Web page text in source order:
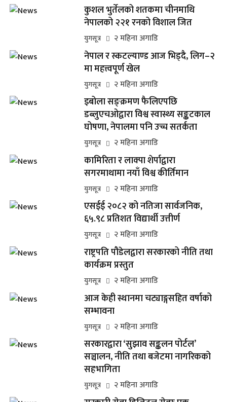
कुशल भुर्तेलको शतकमा चीनमाथि
नेपालको २२१ रनको विशाल जित
युगसूत्र २ महिना अगाडि
नेपाल र स्कटल्याण्ड आज भिड्दै, लिग–२
मा महत्त्वपूर्ण खेल
युगसूत्र २ महिना अगाडि
इबोला सङ्क्रमण फैलिएपछि
डब्लुएचओद्वारा विश्व स्वास्थ्य सङ्कटकाल
घोषणा, नेपालमा पनि उच्च सतर्कता
युगसूत्र २ महिना अगाडि
कामिरिता र लाक्पा शेर्पाद्वारा
सगरमाथामा नयाँ विश्व कीर्तिमान
युगसूत्र २ महिना अगाडि
एसईई २०८२ को नतिजा सार्वजनिक,
६५.९८ प्रतिशत विद्यार्थी उत्तीर्ण
युगसूत्र २ महिना अगाडि
राष्ट्रपति पौडेलद्वारा सरकारको नीति तथा
कार्यक्रम प्रस्तुत
युगसूत्र २ महिना अगाडि
आज केही स्थानमा चट्याङ्गसहित वर्षाको
सम्भावना
युगसूत्र २ महिना अगाडि
सरकारद्वारा ‘सुझाव सङ्कलन पोर्टल’
सञ्चालन, नीति तथा बजेटमा नागरिकको
सहभागिता
युगसूत्र २ महिना अगाडि